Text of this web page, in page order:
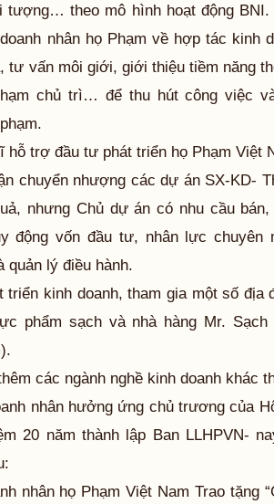
tượng… theo mô hình hoạt động
nhân họ Phạm về hợp tác kinh
tư vấn môi giới, giới thiệu tiềm năng
chủ trì… để thu hút công việc
hỗ trợ đầu tư phát triển họ Phạm Việt
chuyển nhượng các dự án SX-KD-
nhưng Chủ dự án có nhu cầu
động vốn đầu tư, nhân lực chuyên
quản lý điều hành.
triển kinh doanh, tham gia một số địa
phẩm sạch và nhà hàng Mr.
các ngành nghề kinh doanh khác
nhân hưởng ứng chủ trương của
20 năm thành lập Ban LLHPVN-
nhân họ Phạm Việt Nam Trao tặng